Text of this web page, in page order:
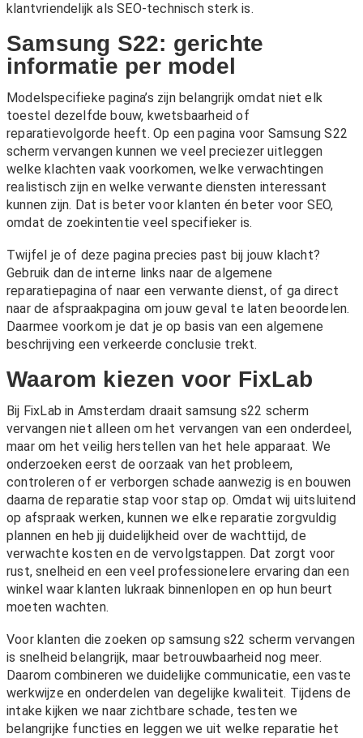
klantvriendelijk als SEO-technisch sterk is.
Samsung S22: gerichte
informatie per model
Modelspecifieke pagina’s zijn belangrijk omdat niet elk
toestel dezelfde bouw, kwetsbaarheid of
reparatievolgorde heeft. Op een pagina voor Samsung S22
scherm vervangen kunnen we veel preciezer uitleggen
welke klachten vaak voorkomen, welke verwachtingen
realistisch zijn en welke verwante diensten interessant
kunnen zijn. Dat is beter voor klanten én beter voor SEO,
omdat de zoekintentie veel specifieker is.
Twijfel je of deze pagina precies past bij jouw klacht?
Gebruik dan de interne links naar de algemene
reparatiepagina of naar een verwante dienst, of ga direct
naar de afspraakpagina om jouw geval te laten beoordelen.
Daarmee voorkom je dat je op basis van een algemene
beschrijving een verkeerde conclusie trekt.
Waarom kiezen voor FixLab
Bij FixLab in Amsterdam draait samsung s22 scherm
vervangen niet alleen om het vervangen van een onderdeel,
maar om het veilig herstellen van het hele apparaat. We
onderzoeken eerst de oorzaak van het probleem,
controleren of er verborgen schade aanwezig is en bouwen
daarna de reparatie stap voor stap op. Omdat wij uitsluitend
op afspraak werken, kunnen we elke reparatie zorgvuldig
plannen en heb jij duidelijkheid over de wachttijd, de
verwachte kosten en de vervolgstappen. Dat zorgt voor
rust, snelheid en een veel professionelere ervaring dan een
winkel waar klanten lukraak binnenlopen en op hun beurt
moeten wachten.
Voor klanten die zoeken op samsung s22 scherm vervangen
is snelheid belangrijk, maar betrouwbaarheid nog meer.
Daarom combineren we duidelijke communicatie, een vaste
werkwijze en onderdelen van degelijke kwaliteit. Tijdens de
intake kijken we naar zichtbare schade, testen we
belangrijke functies en leggen we uit welke reparatie het